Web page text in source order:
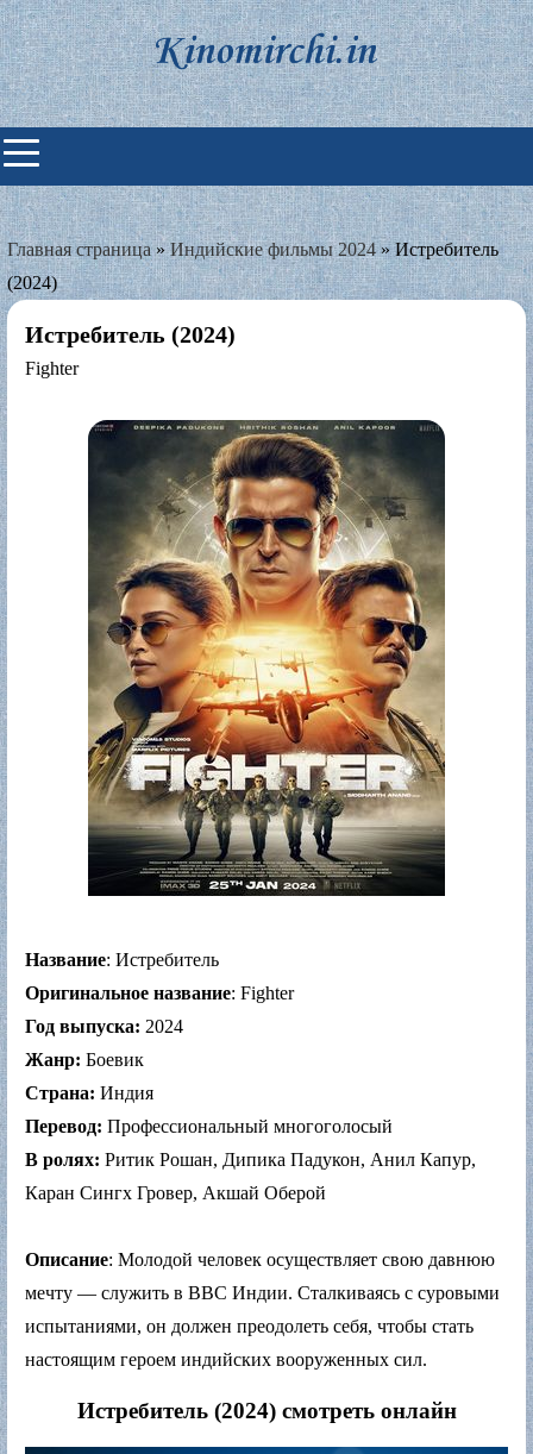
Skip
to
content
Индийские фильмы смотреть
онлайн
Главная страница»Индийские фильмы 2024»Истребитель
(2024)
Истребитель (2024)
Fighter
Название: Истребитель
Оригинальное название: Fighter
Год выпуска: 2024
Жанр: Боевик
Страна: Индия
Перевод: Профессиональный многоголосый
В ролях: Ритик Рошан, Дипика Падукон, Анил Капур,
Каран Сингх Гровер, Акшай Оберой
Описание: Молодой человек осуществляет свою давнюю
мечту — служить в ВВС Индии. Сталкиваясь с суровыми
испытаниями, он должен преодолеть себя, чтобы стать
настоящим героем индийских вооруженных сил.
Истребитель (2024) смотреть онлайн